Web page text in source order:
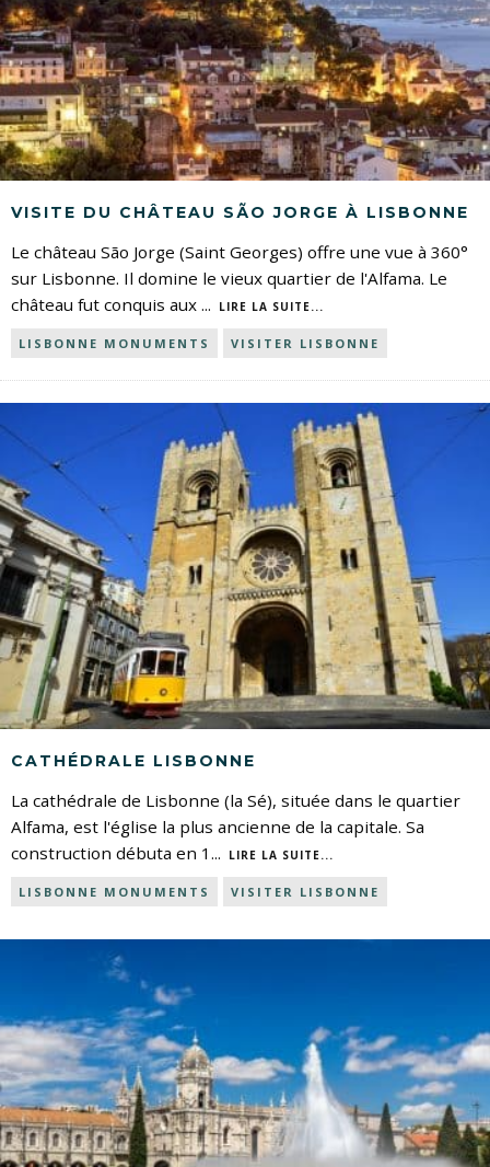
VISITE DU CHÂTEAU SÃO JORGE À LISBONNE
Le château São Jorge (Saint Georges) offre une vue à 360°
sur Lisbonne. Il domine le vieux quartier de l'Alfama. Le
château fut conquis aux ... LIRE LA SUITE...
LISBONNE MONUMENTS VISITER LISBONNE
CATHÉDRALE LISBONNE
La cathédrale de Lisbonne (la Sé), située dans le quartier
Alfama, est l'église la plus ancienne de la capitale. Sa
construction débuta en 1 ... LIRE LA SUITE...
LISBONNE MONUMENTS VISITER LISBONNE